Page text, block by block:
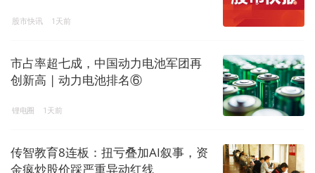
股市快讯 1天前
市占率超七成，中国动力电池军团再
创新高 | 动力电池排名⑥
锂电圈 1天前
传智教育8连板：扭亏叠加AI叙事，资
金疯炒股价踩严重异动红线